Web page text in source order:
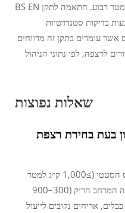
עמידה עלולים להידרש רק 300 ק״ג למטר רבוע. התאמה לתקן BS EN
בדיקות סטנדרטיות
אשר עומדים בתקן זה מדווחים
הקשורים לרצפה, לפי נתוני הניהול
שאלות נפוצות
בעת בחירת רצפת
גורמי המפתח כוללים את כושר העומס הסטטי (≥1,000 ק״ג למטר
רבוע עבור מדפים של שרתים), את גובה המרחב הריק (300–900
אריחים נקובים לייעול